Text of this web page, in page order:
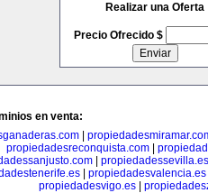
Realizar una Oferta
Precio Ofrecido $
en venta:
propiedadesreconquista.com
| propiedadessevilla.es
| propiedadesvalencia.es
propiedadesvigo.es|